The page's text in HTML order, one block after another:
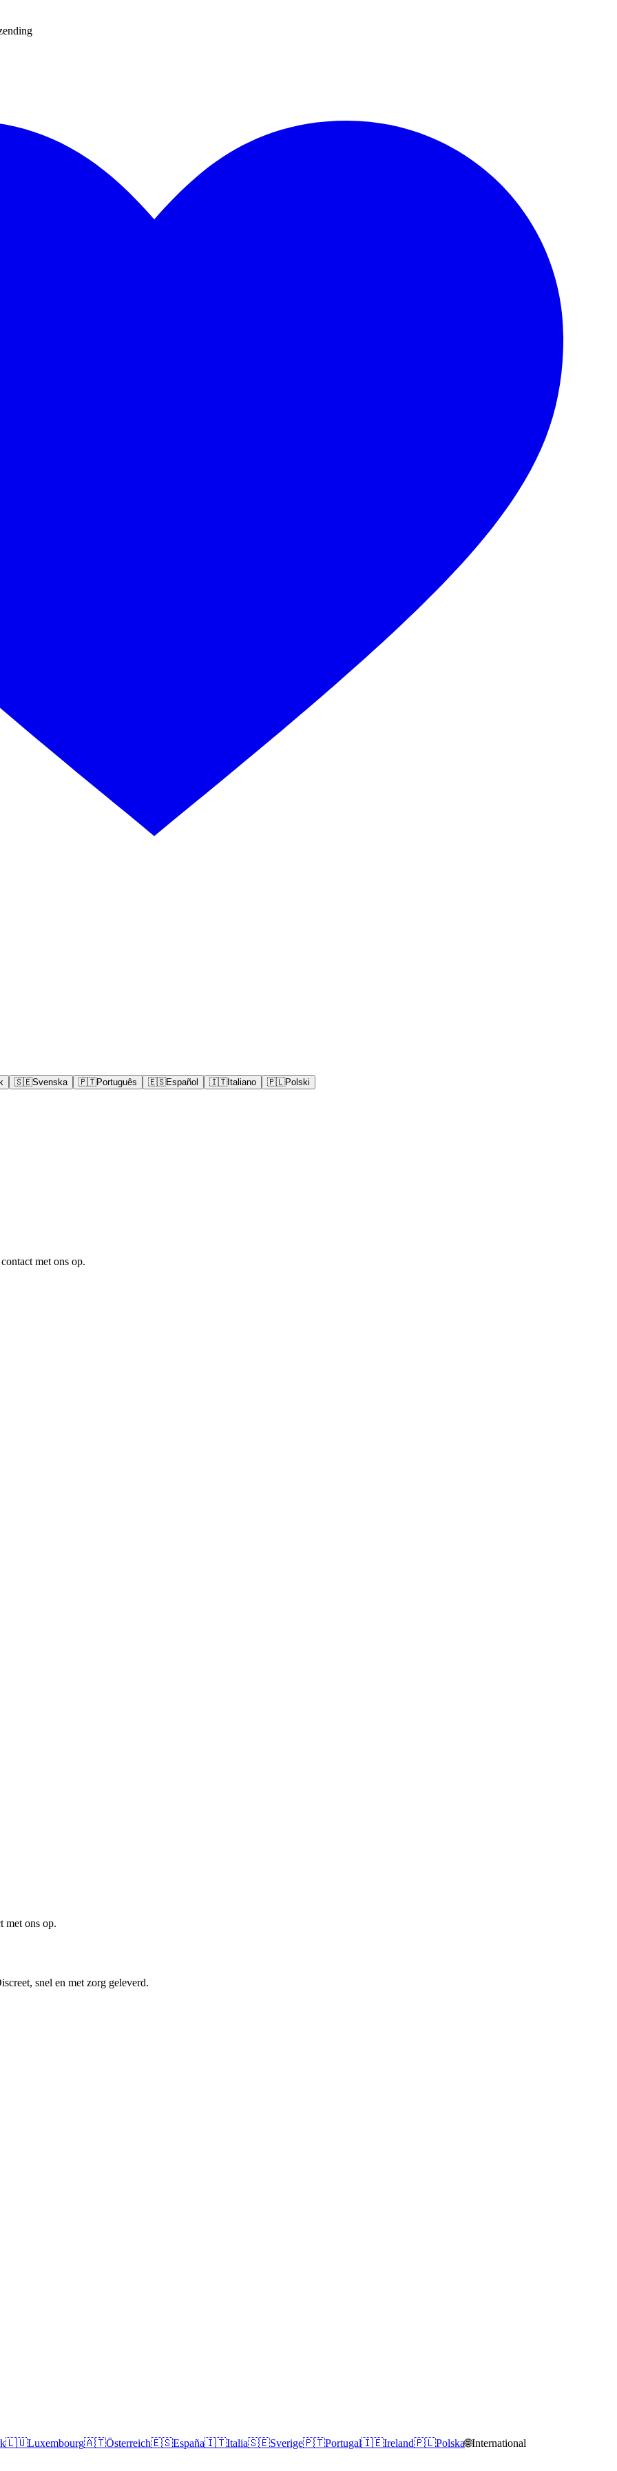
🇸🇪Svenska 🇵🇹Português 🇪🇸Español 🇮🇹Italiano 🇵🇱Polski
met ons op.
met ons op.
snel en met zorg geleverd.
🇱🇺Luxembourg🇦🇹Österreich🇪🇸España🇮🇹Italia🇸🇪Sverige🇵🇹Portugal🇮🇪Ireland🇵🇱Polska🌐International